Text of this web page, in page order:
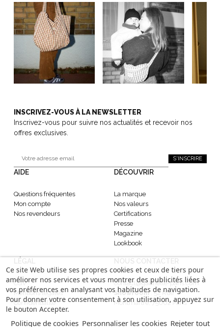
INSCRIVEZ-VOUS À LA NEWSLETTER
Inscrivez-vous pour suivre nos actualités et recevoir nos
offres exclusives.
S'INSCRIRE
AIDE
Questions fréquentes
Mon compte
Nos revendeurs
DÉCOUVRIR
La marque
Nos valeurs
Certifications
Presse
Magazine
Lookbook
CGV
Mentions légales
Confidentialité
contact@gabrielle-paris.com
Showroom: 52 Rue
Montmartre, 75002 Paris
Ce site Web utilise ses propres cookies et ceux de tiers pour
améliorer nos services et vous montrer des publicités liées à
vos préférences en analysant vos habitudes de navigation.
Pour donner votre consentement à son utilisation, appuyez sur
le bouton Accepter.
Politique de cookies Personnaliser les cookies Rejeter tout